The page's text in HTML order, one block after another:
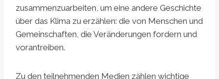
zusammenzuarbeiten, um eine andere Geschichte
über das Klima zu erzählen: die von Menschen und
Gemeinschaften, die Veränderungen fordern und
vorantreiben.
Zu den teilnehmenden Medien zählen wichtige